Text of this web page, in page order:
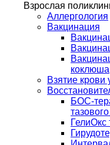
Взрослая
Аллергология
Вакцинация
коклюша
Взятие крови
БОС-
ГелиОкс